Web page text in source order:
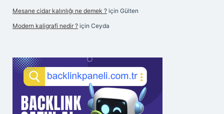
Mesane cidar kalınlığı ne demek ? için Gülten
Modern kaligrafi nedir ? için Ceyda